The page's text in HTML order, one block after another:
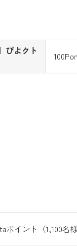
ぴよクト
ポイント（1,100名様